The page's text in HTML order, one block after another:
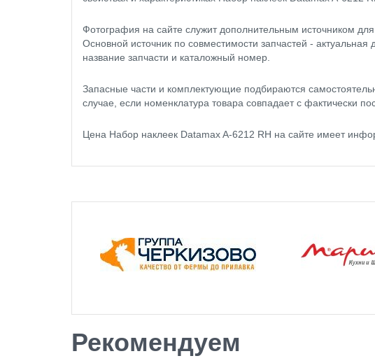
Фотография на сайте служит дополнительным источником
Основной источник по совместимости запчастей -
название запчасти и каталожный номер.
Запасные части и комплектующие подбираются
случае, если номенклатура товара совпадает с фактически
Цена Набор наклеек Datamax A-6212 RH на сайте имеет
Рекомендуем